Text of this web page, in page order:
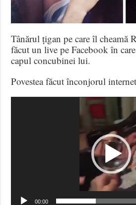
Tânărul țigan pe care îl cheamă
făcut un live pe Facebook în
capul concubinei lui.
Povestea făcut înconjorul
00:00